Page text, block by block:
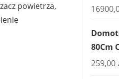
powietrza,
80Cm
259,00